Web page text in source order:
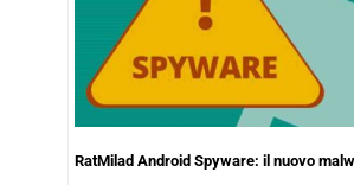
RatMilad Android Spyware: il nuovo